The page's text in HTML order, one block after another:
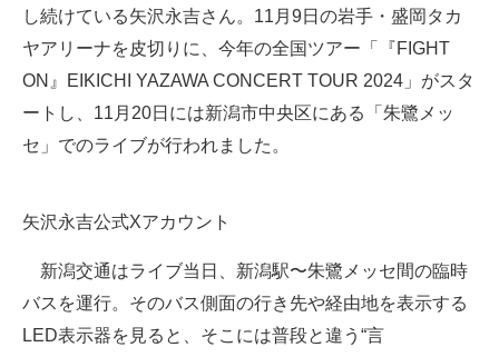
し続けている矢沢永吉さん。11月9日の岩手・盛岡タカ
ヤアリーナを皮切りに、今年の全国ツアー「『FIGHT
ON』EIKICHI YAZAWA CONCERT TOUR 2024」がスタ
ートし、11月20日には新潟市中央区にある「朱鷺メッ
セ」でのライブが行われました。
矢沢永吉公式Xアカウント
新潟交通はライブ当日、新潟駅〜朱鷺メッセ間の臨時
バスを運行。そのバス側面の行き先や経由地を表示する
LED表示器を見ると、そこには普段と違う“言